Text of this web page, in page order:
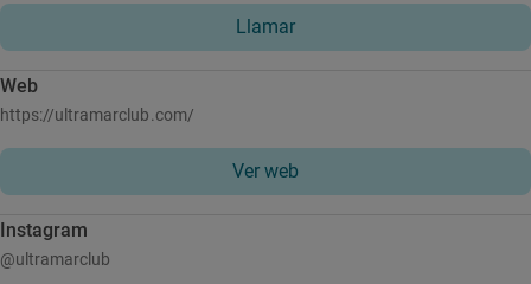
Llamar
Web
https://ultramarclub.com/
Ver web
Instagram
@ultramarclub